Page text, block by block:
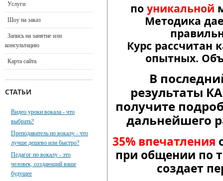
по уникальной
Методика
Курс рассчитан
опытных.
В
результаты
получите
дальнейшего
35% впечатления
при общении по
создает
Услуги
Шоу на заказ
Запись на занятие или
консультацию
Карта сайта
СТАТЬИ
Видео уроки вокала - что
выбрать?
Преподаватель по вокалу - что
лучше дешево или быстро?
Педагог по вокалу - это
человек, создающий ваше
будущее